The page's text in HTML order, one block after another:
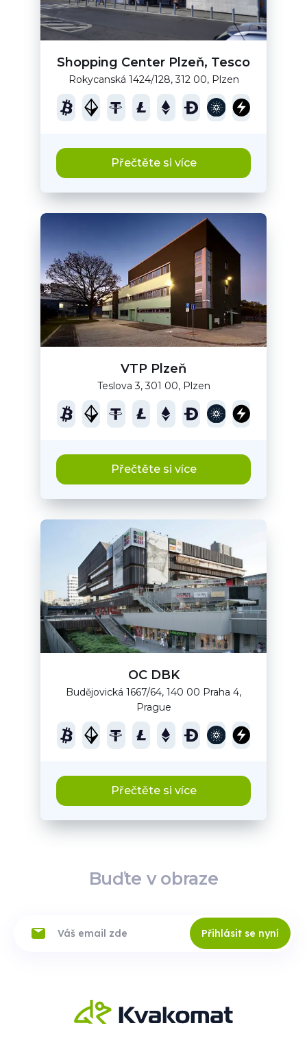
Shopping Center Plzeň, Tesco
Rokycanská 1424/128, 312 00, Plzen
Přečtěte si více
VTP Plzeň
Teslova 3, 301 00, Plzen
Přečtěte si více
OC DBK
Budějovická 1667/64, 140 00 Praha 4,
Prague
Přečtěte si více
Buďte v obraze
Přihlásit se nyní